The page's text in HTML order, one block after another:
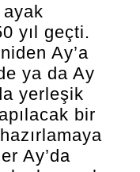
yıl geçti.
Ay’a
ya da Ay
yerleşik
bir
Ay’da